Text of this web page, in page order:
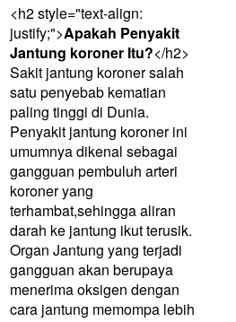
<h2 style="text-align:
justify;">Apakah Penyakit
Jantung koroner Itu?</h2>
Sakit jantung koroner salah
satu penyebab kematian
paling tinggi di Dunia.
Penyakit jantung koroner ini
umumnya dikenal sebagai
gangguan pembuluh arteri
koroner yang
terhambat,sehingga aliran
darah ke jantung ikut terusik.
Organ Jantung yang terjadi
gangguan akan berupaya
menerima oksigen dengan
cara jantung memompa lebih